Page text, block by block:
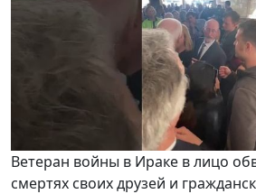
Ветеран войны в Ираке в лицо
смертях своих друзей и